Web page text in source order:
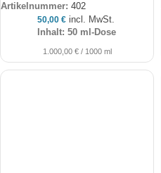
Artikelnummer: 402
50,00 € incl. MwSt.
Inhalt: 50 ml-Dose
1.000,00 €/ 1000 ml